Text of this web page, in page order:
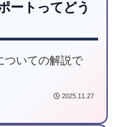
ートってどう
ついての解説で
2025.11.27